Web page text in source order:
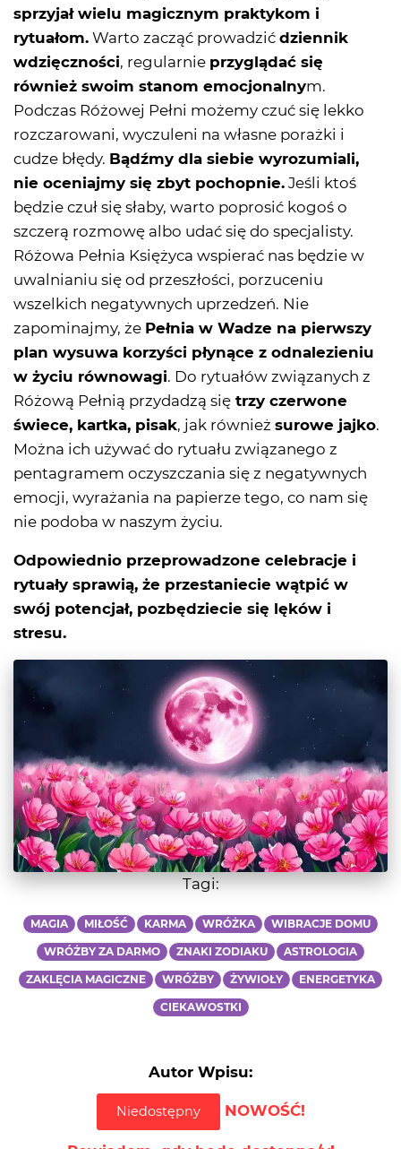
sprzyjał wielu magicznym praktykom i
rytuałom. Warto zacząć prowadzić dziennik
wdzięczności, regularnie przyglądać się
również swoim stanom emocjonalnym.
Podczas Różowej Pełni możemy czuć się lekko
rozczarowani, wyczuleni na własne porażki i
cudze błędy. Bądźmy dla siebie wyrozumiali,
nie oceniajmy się zbyt pochopnie. Jeśli ktoś
będzie czuł się słaby, warto poprosić kogoś o
szczerą rozmowę albo udać się do specjalisty.
Różowa Pełnia Księżyca wspierać nas będzie w
uwalnianiu się od przeszłości, porzuceniu
wszelkich negatywnych uprzedzeń. Nie
zapominajmy, że Pełnia w Wadze na pierwszy
plan wysuwa korzyści płynące z odnalezieniu
w życiu równowagi. Do rytuałów związanych z
Różową Pełnią przydadzą się trzy czerwone
świece, kartka, pisak, jak również surowe jajko.
Można ich używać do rytuału związanego z
pentagramem oczyszczania się z negatywnych
emocji, wyrażania na papierze tego, co nam się
nie podoba w naszym życiu.
Odpowiednio przeprowadzone celebracje i
rytuały sprawią, że przestaniecie wątpić w
swój potencjał, pozbędziecie się lęków i
stresu.
Tagi:
MAGIA MIŁOŚĆ KARMA WRÓŻKA WIBRACJE DOMU
WRÓŻBY ZA DARMO ZNAKI ZODIAKU ASTROLOGIA
ZAKLĘCIA MAGICZNE WRÓŻBY ŻYWIOŁY ENERGETYKA
CIEKAWOSTKI
Autor Wpisu:
Niedostępny NOWOŚĆ!